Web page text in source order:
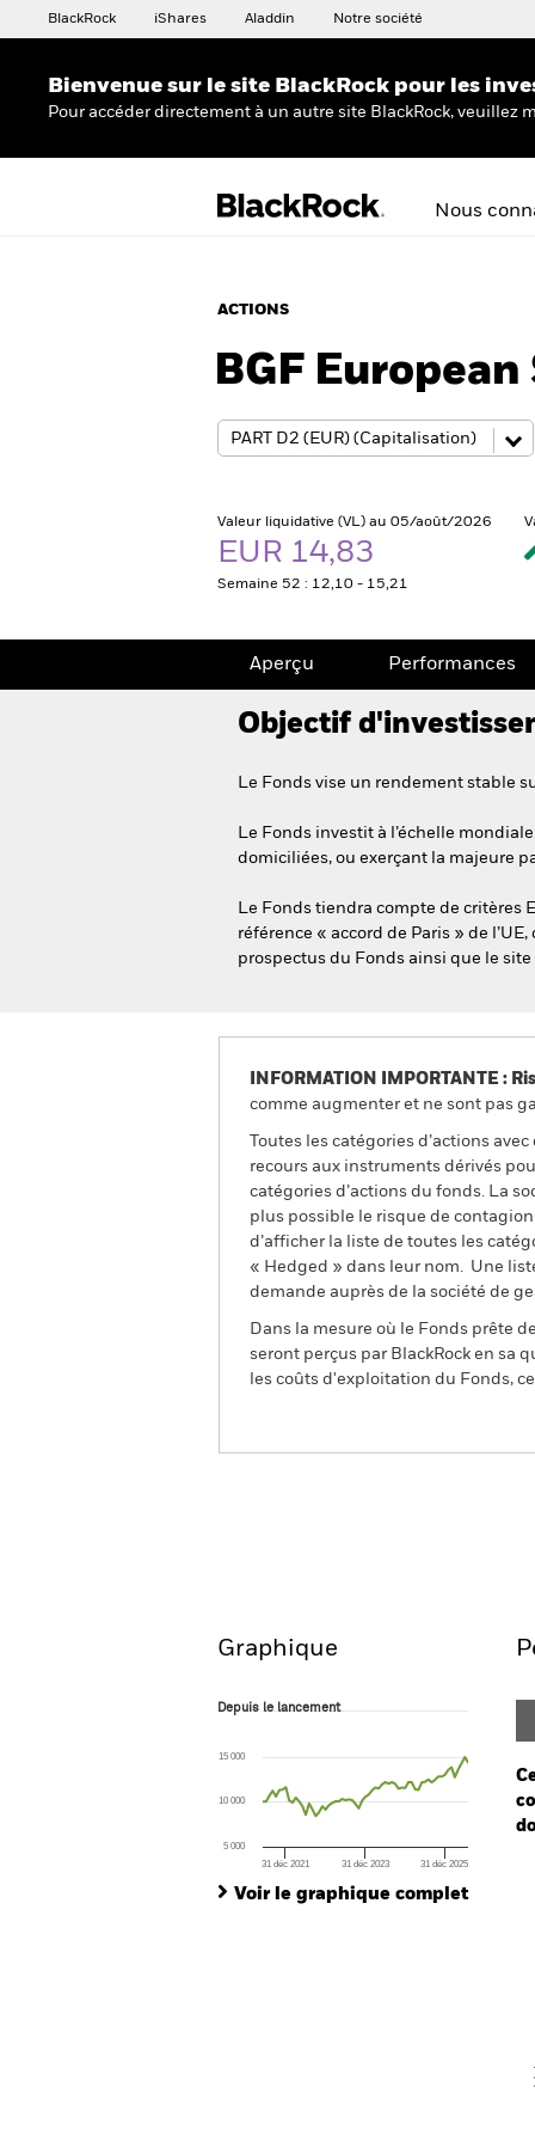
BlackRock iShares Aladdin Notre société
Bienvenue sur le site BlackRock pour les
Pour accéder directement à un autre site BlackRock, veuillez
Nous
ACTIONS
BGF
Valeur liquidative (VL) au 05/août/2026
EUR 14,83
Semaine 52 : 12,10 - 15,21
Aperçu Performances
Objectif
Le Fonds vise un rendement stable
Le Fonds investit à l’échelle
domiciliées, ou exerçant la majeure
Le Fonds tiendra compte de critères
référence « accord de Paris » de
prospectus du Fonds ainsi que le site
INFORMATION IMPORTANTE :
comme augmenter et ne sont pas
Toutes les catégories d’actions
recours aux instruments dérivés
catégories d’actions du fonds. La
plus possible le risque de
d’afficher la liste de toutes les
« Hedged » dans leur nom. Une
demande auprès de la société de
Dans la mesure où le Fonds prête
seront perçus par BlackRock en sa
les coûts d'exploitation du Fonds,
Graphique
Depuis le lancement
The chart has 1 X axis displaying Time.
The chart has 1 Y axis displaying values.
Depuis le lancement
31 déc 2021 31 déc 2023 31 déc 2025
5 000
10 000
15 000
Voir le graphique complet